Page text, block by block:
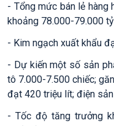
- Tổng mức bán lẻ hàng
khoảng 78.000-79.000
- Kim ngạch xuất khẩu
- Dự kiến một số sản
tô 7.000-7.500 chiếc;
đạt 420 triệu lít; điện
- Tốc độ tăng trưởng